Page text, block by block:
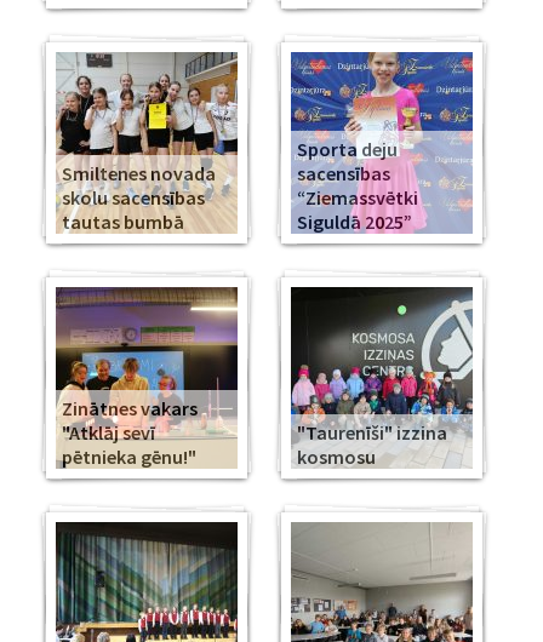
Smiltenes novada
skolu sacensības
tautas bumbā
Sporta deju
sacensības
“Ziemassvētki
Siguldā 2025”
Zinātnes vakars
"Atklāj sevī
pētnieka gēnu!"
"Taurenīši" izzina
kosmosu